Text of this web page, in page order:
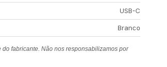
USB-C
Branco
fabricante. Não nos responsabilizamos por